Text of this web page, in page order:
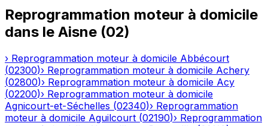
Reprogrammation moteur à domicile
dans le Aisne (02)
› Reprogrammation moteur à domicile Abbécourt
(02300)› Reprogrammation moteur à domicile Achery
(02800)› Reprogrammation moteur à domicile Acy
(02200)› Reprogrammation moteur à domicile
Agnicourt-et-Séchelles (02340)› Reprogrammation
moteur à domicile Aguilcourt (02190)› Reprogrammation